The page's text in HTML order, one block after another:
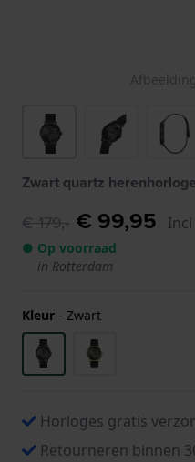
Zwart quartz herenhorloge
€ 179,- € 99,95
● Op voorraad
in Rotterdam
Kleur - Zwart
Horloges gratis
Retourneren binnen